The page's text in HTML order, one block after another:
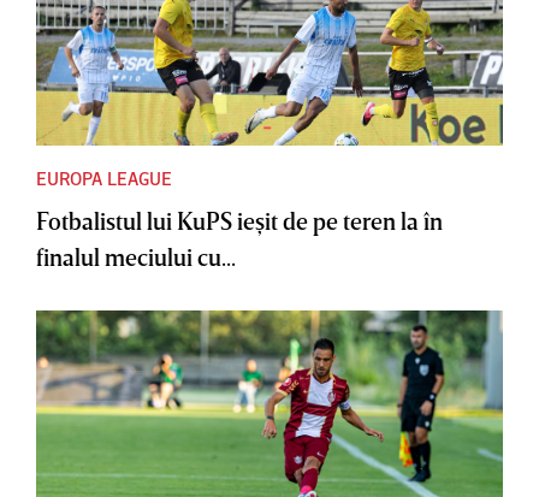
EUROPA LEAGUE
Fotbalistul lui KuPS ieşit de pe teren la în
finalul meciului cu...